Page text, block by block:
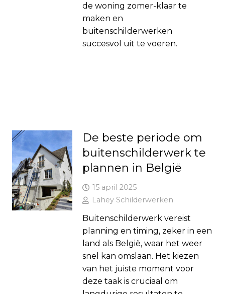
de woning zomer-klaar te
maken en
buitenschilderwerken
succesvol uit te voeren.
De beste periode om
buitenschilderwerk te
plannen in België
15 april 2025
Lahey Schilderwerken
Buitenschilderwerk vereist
planning en timing, zeker in een
land als België, waar het weer
snel kan omslaan. Het kiezen
van het juiste moment voor
deze taak is cruciaal om